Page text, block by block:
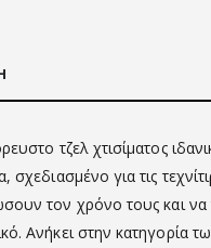
τζελ χτισίματος
σχεδιασμένο για τις
τον χρόνο τους και
Ανήκει στην κατηγορία